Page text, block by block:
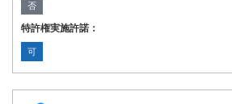
否
特許権実施許諾：
可